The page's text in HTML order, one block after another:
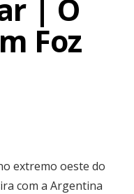
| O
Foz
extremo oeste do
com a Argentina